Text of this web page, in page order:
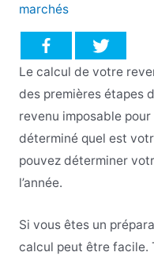
marchés
Le calcul de votre
des premières étapes
revenu imposable pour
déterminé quel est
pouvez déterminer
l’année.
Si vous êtes un
calcul peut être facile.